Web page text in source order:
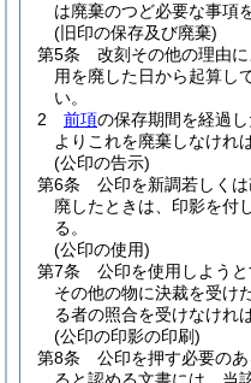
は廃棄のつど必要な事項
(旧印の保存及び廃棄)
第5条
改刻その他の理由
用を廃した日から起算し
い。
2
前項の保存期間を経過
よりこれを廃棄しなけれ
(公印の告示)
第6条
公印を新調若しく
廃したときは、印影を付
る。
(公印の使用)
第7条
公印を使用しよう
その他の物に決裁を受け
る者の照合を受けなけれ
(公印の印影の印刷)
第8条
公印を押す必要の